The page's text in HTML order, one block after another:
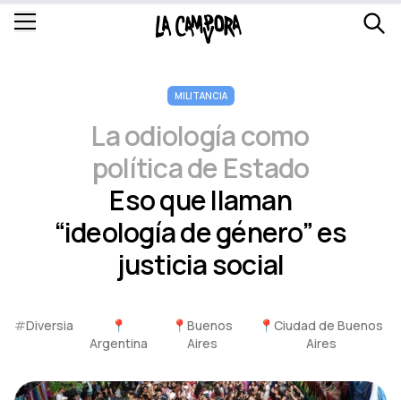
MILITANCIA
La odiología como
política de Estado
Eso que llaman
“ideología de género” es
justicia social
#Diversia
📍
Argentina
📍 Buenos
Aires
📍Ciudad de Buenos
Aires